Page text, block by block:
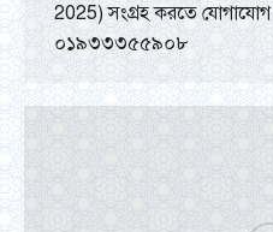
2025) সংগ্রহ করতে
০১৯৩৩৩৫৫৯০৮